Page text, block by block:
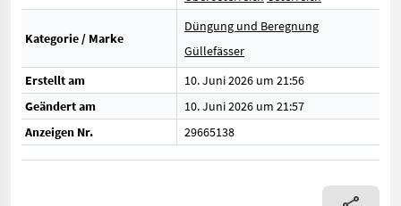
Kategorie / Marke
Düngung und Beregnung
Güllefässer
Erstellt am
10. Juni 2026 um 21:56
Geändert am
10. Juni 2026 um 21:57
Anzeigen Nr.
29665138